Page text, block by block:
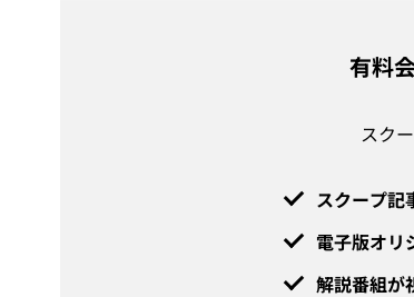
有料
スク
スクープ記
電子版オリ
解説番組が